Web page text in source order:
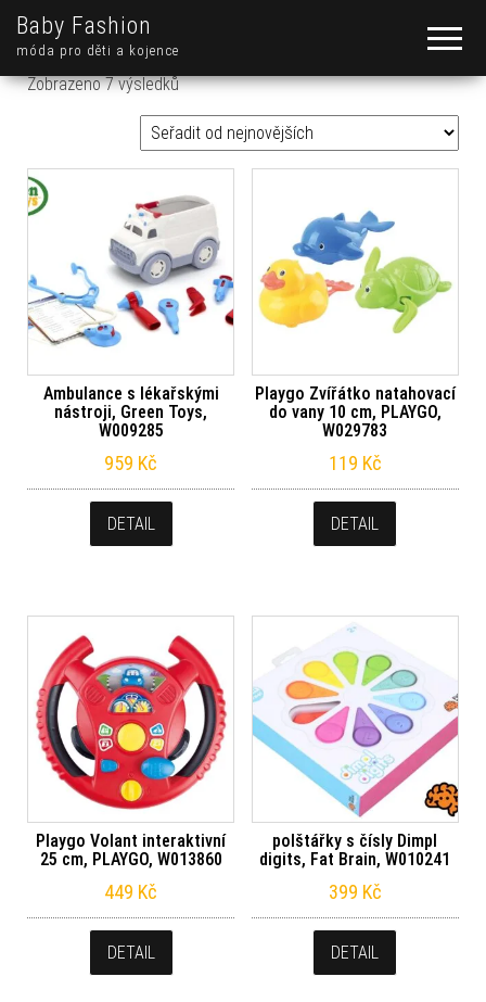
Baby Fashion
móda pro děti a kojence
Zobrazeno 7 výsledkůSeřazeno od nejnovějších
Ambulance s lékařskými
nástroji, Green Toys,
W009285
959 Kč
DETAIL
Playgo Zvířátko natahovací
do vany 10 cm, PLAYGO,
W029783
119 Kč
DETAIL
Playgo Volant interaktivní
25 cm, PLAYGO, W013860
449 Kč
DETAIL
polštářky s čísly Dimpl
digits, Fat Brain, W010241
399 Kč
DETAIL